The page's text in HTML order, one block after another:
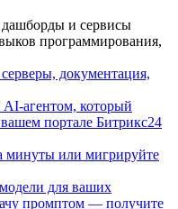
дашборды и сервисы
программирования,
документация,
агентом, который
портале Битрикс24
минуты или мигрируйте
для ваших
промптом — получите